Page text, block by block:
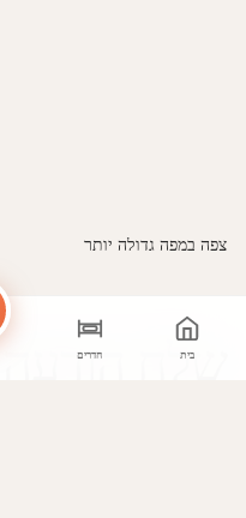
צפה במפה גדולה יותר
שלח הודעה
בית חדרים